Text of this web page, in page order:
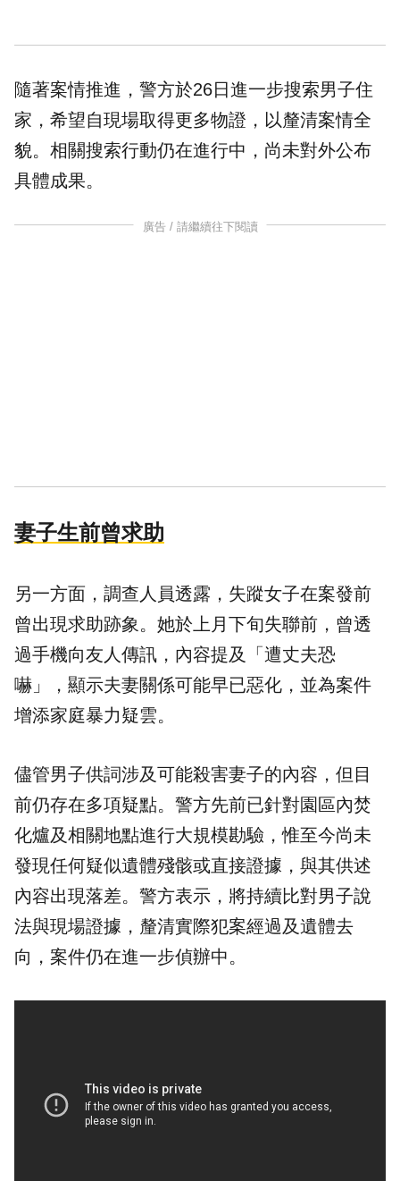
隨著案情推進，警方於26日進一步搜索男子住
家，希望自現場取得更多物證，以釐清案情全
貌。相關搜索行動仍在進行中，尚未對外公布
具體成果。
廣告 / 請繼續往下閱讀
妻子生前曾求助
另一方面，調查人員透露，失蹤女子在案發前
曾出現求助跡象。她於上月下旬失聯前，曾透
過手機向友人傳訊，內容提及「遭丈夫恐
嚇」，顯示夫妻關係可能早已惡化，並為案件
增添家庭暴力疑雲。
儘管男子供詞涉及可能殺害妻子的內容，但目
前仍存在多項疑點。警方先前已針對園區內焚
化爐及相關地點進行大規模勘驗，惟至今尚未
發現任何疑似遺體殘骸或直接證據，與其供述
內容出現落差。警方表示，將持續比對男子說
法與現場證據，釐清實際犯案經過及遺體去
向，案件仍在進一步偵辦中。